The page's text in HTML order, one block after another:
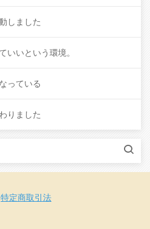
しました
いいという環境。
っている
りました
特定商取引法